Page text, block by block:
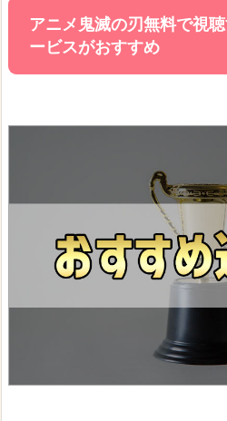
アニメ鬼滅の刃無料で視
ービスがおすすめ